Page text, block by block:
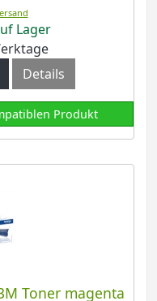
Lager
Details
Produkt
Toner magenta